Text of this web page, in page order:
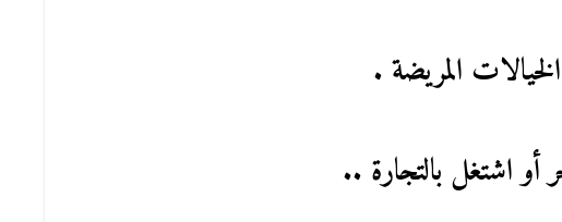
المريضة .
اشتغل بالتجارة ..